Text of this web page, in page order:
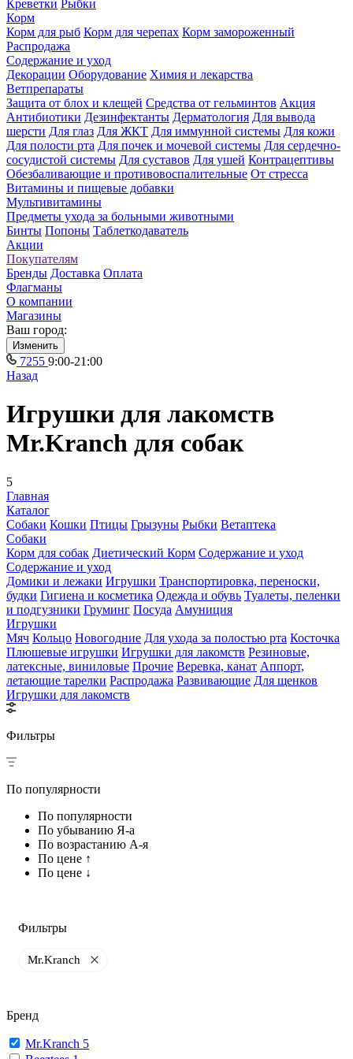
Креветки Рыбки
Корм
Корм для рыб Корм для черепах Корм замороженный
Распродажа
Содержание и уход
Декорации Оборудование Химия и лекарства
Ветпрепараты
Защита от блох и клещей Средства от гельминтов Акция
Антибиотики Дезинфектанты Дерматология Для вывода
шерсти Для глаз Для ЖКТ Для иммунной системы Для кожи
Для полости рта Для почек и мочевой системы Для сердечно-
сосудистой системы Для суставов Для ушей Контрацептивы
Обезбаливающие и противовоспалительные От стресса
Витамины и пищевые добавки
Мультивитамины
Предметы ухода за больными животными
Бинты Попоны Таблеткодаватель
Акции
Покупателям
Бренды Доставка Оплата
Флагманы
О компании
Магазины
Ваш город:
Изменить
7255 9:00-21:00
Назад
Игрушки для лакомств
Mr.Kranch для собак
5
Главная
Каталог
Собаки Кошки Птицы Грызуны Рыбки Ветаптека
Собаки
Корм для собак Диетический Корм Содержание и уход
Содержание и уход
Домики и лежаки Игрушки Транспортировка, переноски,
будки Гигиена и косметика Одежда и обувь Туалеты, пеленки
и подгузники Груминг Посуда Амуниция
Игрушки
Мяч Кольцо Новогодние Для ухода за полостью рта Косточка
Плюшевые игрушки Игрушки для лакомств Резиновые,
латексные, виниловые Прочие Веревка, канат Аппорт,
летающие тарелки Распродажа Развивающие Для щенков
Игрушки для лакомств
Фильтры
По популярности
По популярности
По убыванию Я-а
По возрастанию А-я
По цене ↑
По цене ↓
Фильтры
Mr.Kranch
Бренд
Mr.Kranch 5